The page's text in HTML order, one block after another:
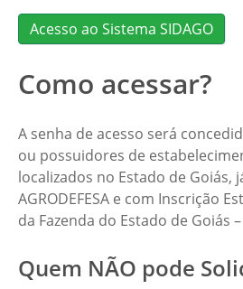
Acesso ao Sistema SIDAGO
Como acessar?
A senha de acesso será
ou possuidores de
localizados no Estado de Goiás,
AGRODEFESA e com Inscrição
da Fazenda do Estado de Goiás –
Quem NÃO pode